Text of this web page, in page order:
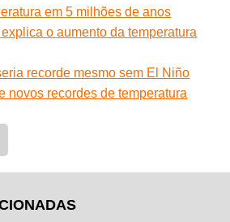
em 5 milhões de anos
o aumento da temperatura
recorde mesmo sem El Niño
novos recordes de temperatura